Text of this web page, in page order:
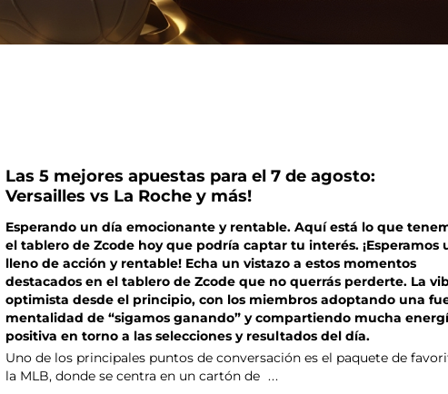
Las 5 mejores apuestas para el 7 de agosto:
Versailles vs La Roche y más!
Esperando un día emocionante y rentable. Aquí está lo que
el tablero de Zcode hoy que podría captar tu interés. ¡Esperamos
lleno de acción y rentable! Echa un vistazo a estos momentos
destacados en el tablero de Zcode que no querrás perderte. La
optimista desde el principio, con los miembros adoptando una
mentalidad de “sigamos ganando” y compartiendo mucha
positiva en torno a las selecciones y resultados del día.
Uno de los principales puntos de conversación es el paquete de
la MLB, donde se centra en un cartón de ...